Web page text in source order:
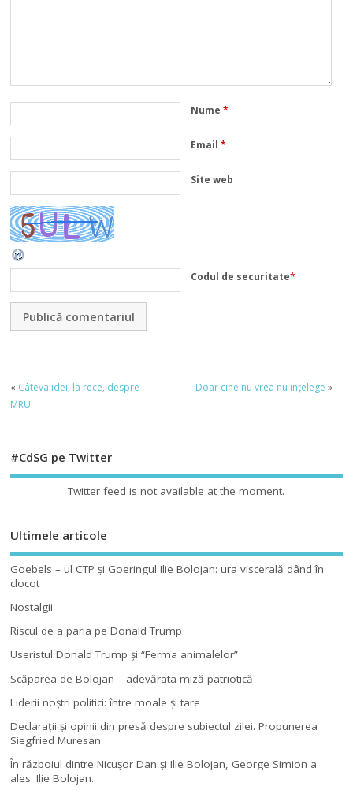
Nume*
Email*
Site web
Codul de securitate*
« Câteva idei, la rece, despre
MRU
Doar cine nu vrea nu ințelege »
#CdSG pe Twitter
Twitter feed is not available at the moment.
Ultimele articole
Goebels – ul CTP şi Goeringul Ilie Bolojan: ura viscerală dând în
clocot
Nostalgii
Riscul de a paria pe Donald Trump
Useristul Donald Trump şi “Ferma animalelor”
Scăparea de Bolojan – adevărata miză patriotică
Liderii noştri politici: între moale şi tare
Declaraţii şi opinii din presă despre subiectul zilei. Propunerea
Siegfried Muresan
În războiul dintre Nicuşor Dan şi Ilie Bolojan, George Simion a
ales: Ilie Bolojan.